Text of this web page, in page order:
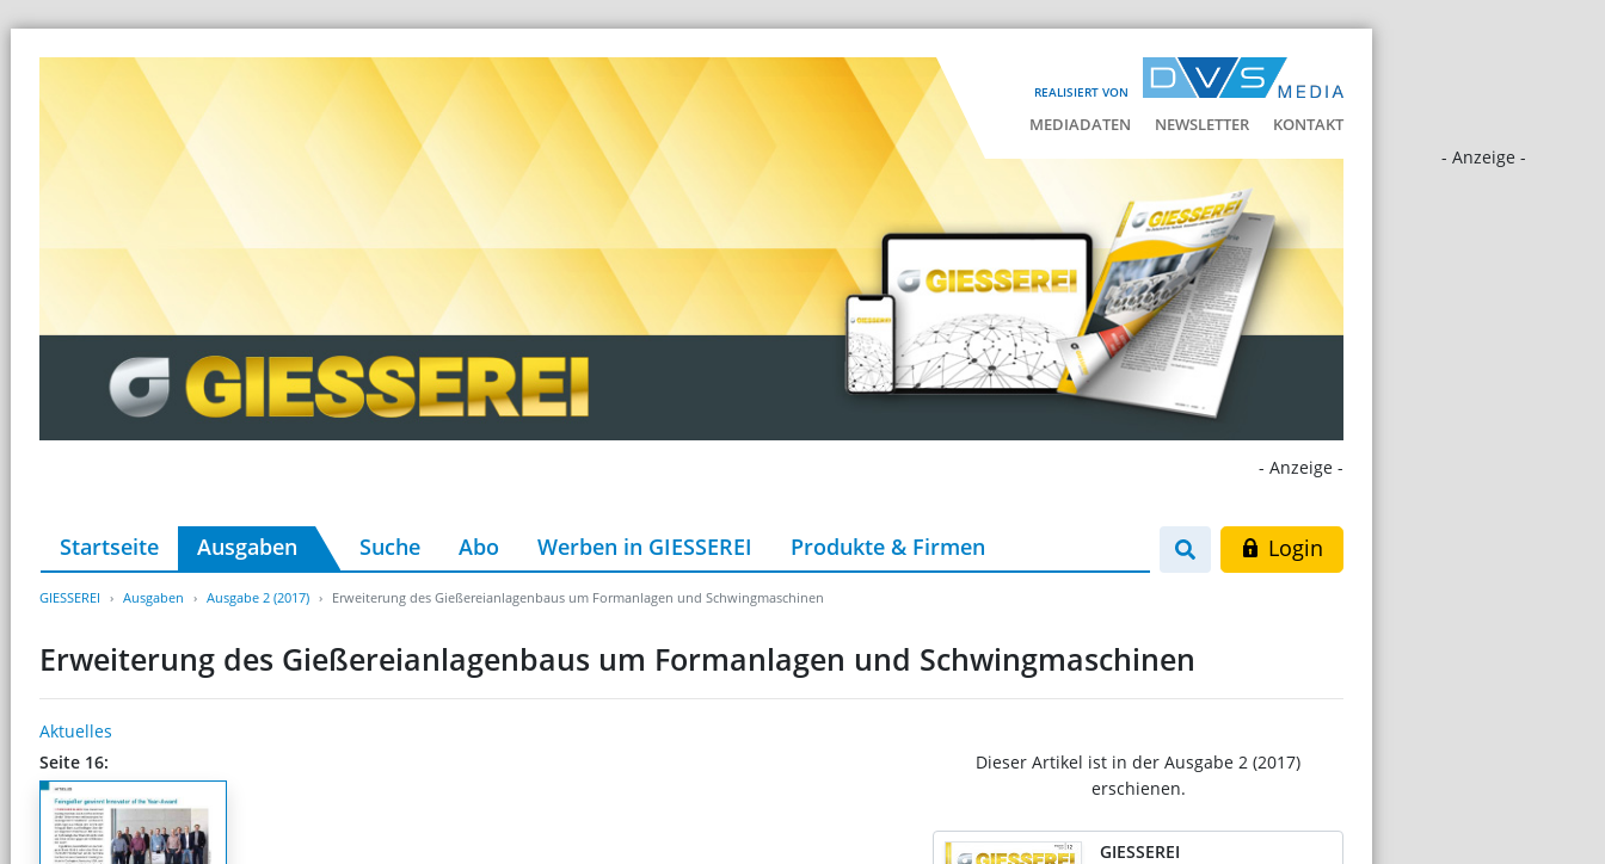
REALISIERT VON
MEDIADATEN NEWSLETTER KONTAKT
- Anzeige -
- Anzeige -
Startseite Ausgaben Suche Abo Werben in GIESSEREI Produkte & Firmen Login
GIESSEREI Ausgaben Ausgabe 2 (2017) Erweiterung des Gießereianlagenbaus um Formanlagen und Schwingmaschinen
Erweiterung des Gießereianlagenbaus um Formanlagen und Schwingmaschinen
Aktuelles
Seite 16:
Dieser Artikel ist in der Ausgabe 2 (2017)
erschienen.
GIESSEREI